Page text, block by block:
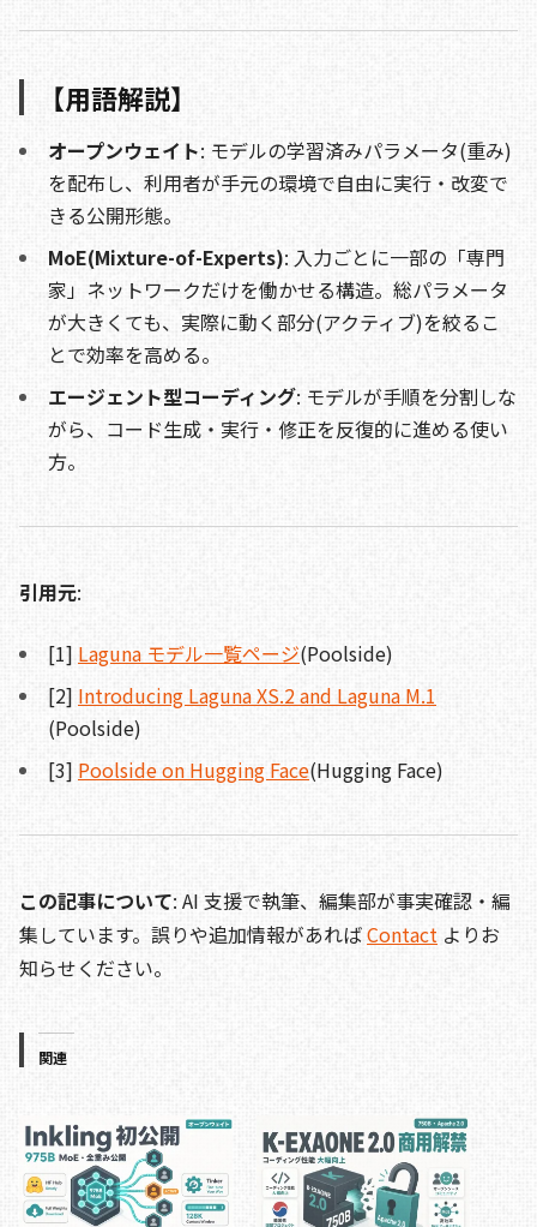
【用語解説】
オープンウェイト: モデルの学習済みパラメータ(重み)
を配布し、利用者が手元の環境で自由に実行・改変で
きる公開形態。
MoE(Mixture-of-Experts): 入力ごとに一部の「専門
家」ネットワークだけを働かせる構造。総パラメータ
が大きくても、実際に動く部分(アクティブ)を絞るこ
とで効率を高める。
エージェント型コーディング: モデルが手順を分割しな
がら、コード生成・実行・修正を反復的に進める使い
方。
引用元:
[1] Laguna モデル一覧ページ(Poolside)
[2] Introducing Laguna XS.2 and Laguna M.1
(Poolside)
[3] Poolside on Hugging Face(Hugging Face)
この記事について: AI 支援で執筆、編集部が事実確認・編
集しています。誤りや追加情報があればContact よりお
知らせください。
関連